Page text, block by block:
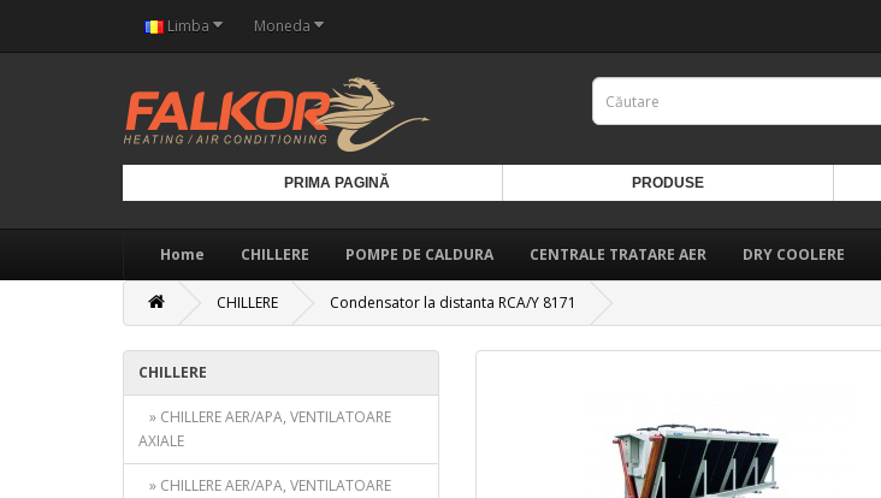
Limba Moneda
PRIMA PAGINĂ PRODUSE
Home CHILLERE POMPE DE CALDURA CENTRALE TRATARE AER DRY COOLERE
CHILLERE Condensator la distanta RCA/Y 8171
CHILLERE
» CHILLERE AER/APA, VENTILATOARE
AXIALE
» CHILLERE AER/APA, VENTILATOARE